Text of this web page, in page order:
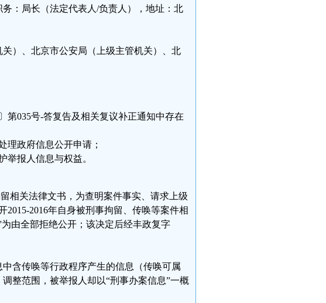
：局长（法定代表人/负责人），地址：北
）、北京市公安局（上级主管机关）、北
第035号-答复告及相关复议补正通知中存在
理政府信息公开申请；
举报人信息与权益。
相关法律文书，为查明案件事实、请求上级
2015-2016年自身被刑事拘留、传唤等案件相
由全部拒绝公开；该决定后经丰政复字
含传唤等行政程序产生的信息（传唤可属
整范围，被举报人却以“刑事办案信息”一概